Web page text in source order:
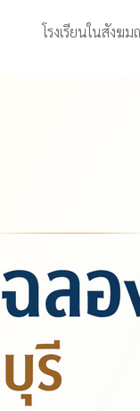
โรงเรียนในสังฆ